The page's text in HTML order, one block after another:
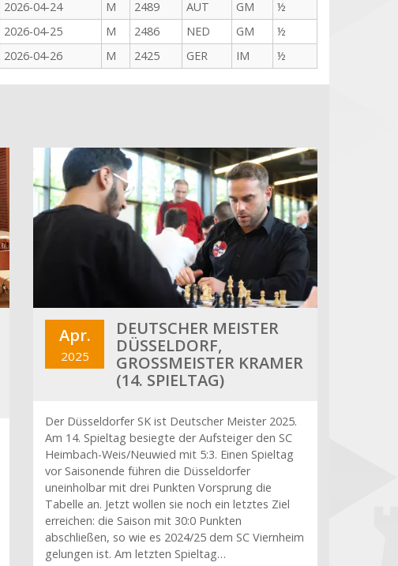
2026-04-24 M 2489 AUT GM
½
2026-04-25 M 2486 NED GM
½
2026-04-26 M 2425 GER IM ½
Apr.
2025
DEUTSCHER MEISTER
DÜSSELDORF,
GROSSMEISTER KRAMER (
14. SPIELTAG)
Der Düsseldorfer SK ist Deutscher Meister 2025.
Am 14. Spieltag besiegte der Aufsteiger den SC
Heimbach-Weis/Neuwied mit 5:3. Einen Spieltag
vor Saisonende führen die Düsseldorfer
uneinholbar mit drei Punkten Vorsprung die
Tabelle an. Jetzt wollen sie noch ein letztes Ziel
erreichen: die Saison mit 30:0 Punkten
abschließen, so wie es 2024/25 dem SC Viernheim
gelungen ist. Am letzten Spieltag…